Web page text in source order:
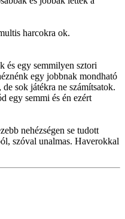
harcokra ok.
és egy semmilyen sztori
egy jobbnak mondható
sok játékra ne számítsatok.
egy semmi és én ezért
nehézségen se tudott
szóval unalmas. Haverokkal